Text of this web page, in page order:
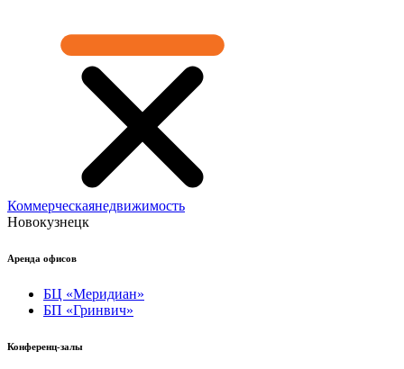
Коммерческаянедвижимость
Новокузнецк
Аренда офисов
БЦ «Меридиан»
БП «Гринвич»
Конференц-залы